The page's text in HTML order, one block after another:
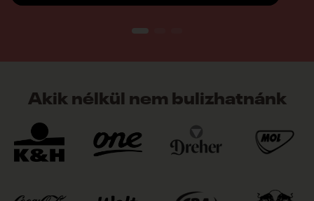
Akik nélkül nem bulizhatnánk